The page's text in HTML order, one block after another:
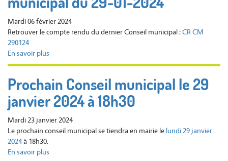
MAIRIE
-
VENDREDI
Mardi 06 février 2024
Retrouver le compte rendu du dernier Conseil municipal :CR CM
290124
En savoir plus
Compte
du
Conseil
municipal
du
29-
Prochain Conseil municipal le 29
janvier 2024 à 18h30
Mardi 23 janvier 2024
Le prochain conseil municipal se tiendra en mairie le lundi 29 janvier
2024à 18h30.
En savoir plus